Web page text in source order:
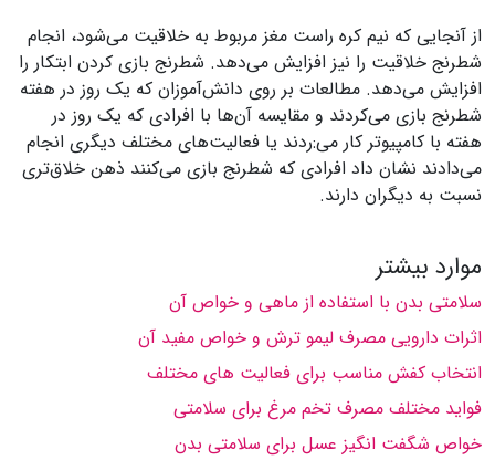
از آنجایی که نیم کره راست مغز مربوط به خلاقیت می‌شود، انجام
شطرنج خلاقیت را نیز افزایش می‌دهد. شطرنج‌ بازی کردن ابتکار را
افزایش می‌دهد. مطالعات بر روی دانش‌آموزان که یک روز در هفته
شطرنج بازی می‌کردند و مقایسه آن‌ها با افرادی که یک روز در
هفته با کامپیوتر کار می‌:ردند یا فعالیت‌های مختلف دیگری انجام
می‌دادند نشان داد افرادی که شطرنج بازی می‌کنند ذهن خلاق‌تری
نسبت به دیگران دارند.
موارد بیشتر
سلامتی بدن با استفاده از ماهی و خواص آن
اثرات دارویی مصرف لیمو ترش و خواص مفید آن
انتخاب کفش مناسب برای فعالیت های مختلف
فواید مختلف مصرف تخم مرغ برای سلامتی
خواص شگفت انگیز عسل برای سلامتی بدن